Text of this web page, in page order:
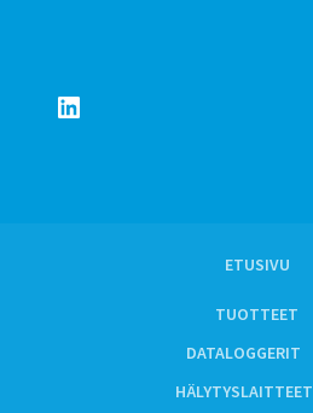
LinkedIn
ETUSIVU
TUOTTEET
DATALOGGERIT
HÄLYTYSLAITTEET